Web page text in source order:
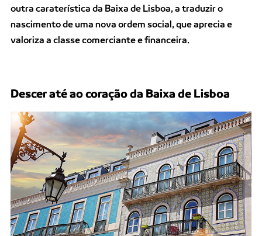
outra caraterística da Baixa de Lisboa, a traduzir o
nascimento de uma nova ordem social, que aprecia e
valoriza a classe comerciante e financeira.
Descer até ao coração da Baixa de Lisboa